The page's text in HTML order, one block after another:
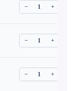
− 1 +
− 1 +
− 1 +